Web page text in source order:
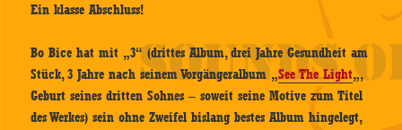
Ein klasse Abschluss!
Bo Bice hat mit „3“ (drittes Album, drei Jahre Gesundheit am
Stück, 3 Jahre nach seinem Vorgängeralbum „See The Light„,
Geburt seines dritten Sohnes – soweit seine Motive zum Titel
des Werkes) sein ohne Zweifel bislang bestes Album hingelegt,